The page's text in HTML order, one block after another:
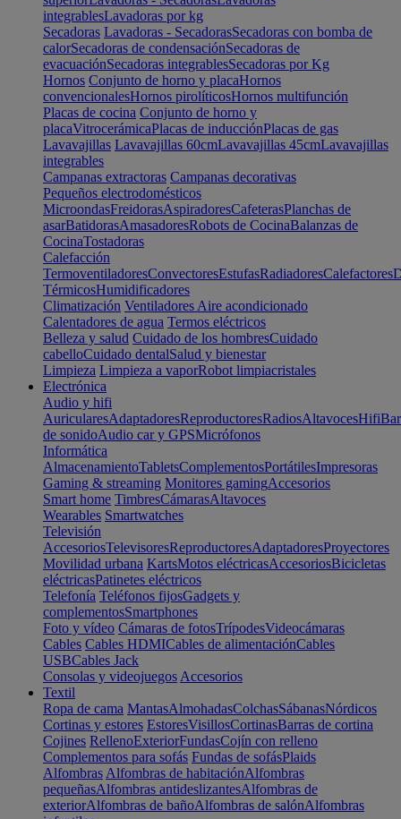
integrablesLavadoras por kg
Secadoras Lavadoras - SecadorasSecadoras con bomba de
calorSecadoras de condensaciónSecadoras de
evacuaciónSecadoras integrablesSecadoras por Kg
Hornos Conjunto de horno y placaHornos
convencionalesHornos pirolíticosHornos multifunción
Placas de cocina Conjunto de horno y
placaVitrocerámicaPlacas de inducciónPlacas de gas
Lavavajillas Lavavajillas 60cmLavavajillas 45cmLavavajillas
integrables
Campanas extractoras Campanas decorativas
Pequeños electrodomésticos
MicroondasFreidorasAspiradoresCafeterasPlanchas de
asarBatidorasAmasadoresRobots de CocinaBalanzas de
CocinaTostadoras
Calefacción
TermoventiladoresConvectoresEstufasRadiadoresCalefactores
TérmicosHumidificadores
Climatización Ventiladores Aire acondicionado
Calentadores de agua Termos eléctricos
Belleza y salud Cuidado de los hombresCuidado
cabelloCuidado dentalSalud y bienestar
Limpieza Limpieza a vaporRobot limpiacristales
Electrónica
Audio y hifi
AuricularesAdaptadoresReproductoresRadiosAltavocesHifi
de sonidoAudio car y GPSMicrófonos
Informática
AlmacenamientoTabletsComplementosPortátilesImpresoras
Gaming & streaming Monitores gamingAccesorios
Smart home TimbresCámarasAltavoces
Wearables Smartwatches
Televisión
AccesoriosTelevisoresReproductoresAdaptadoresProyectores
Movilidad urbana KartsMotos eléctricasAccesoriosBicicletas
eléctricasPatinetes eléctricos
Telefonía Teléfonos fijosGadgets y
complementosSmartphones
Foto y vídeo Cámaras de fotosTrípodesVideocámaras
Cables Cables HDMICables de alimentaciónCables
USBCables Jack
Consolas y videojuegos Accesorios
Textil
Ropa de cama MantasAlmohadasColchasSábanasNórdicos
Cortinas y estores EstoresVisillosCortinasBarras de cortina
Cojines RellenoExteriorFundasCojín con relleno
Complementos para sofás Fundas de sofásPlaids
Alfombras Alfombras de habitaciónAlfombras
pequeñasAlfombras antideslizantesAlfombras de
exteriorAlfombras de bañoAlfombras de salónAlfombras